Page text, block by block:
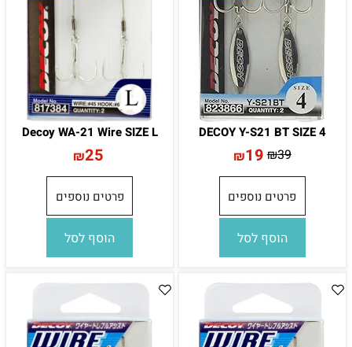
DECOY Y-S21 BT SIZE 4
₪39
₪19
פרטים נוספים
הוסף לסל
Decoy WA-21 Wire SIZE L
₪25
פרטים נוספים
הוסף לסל